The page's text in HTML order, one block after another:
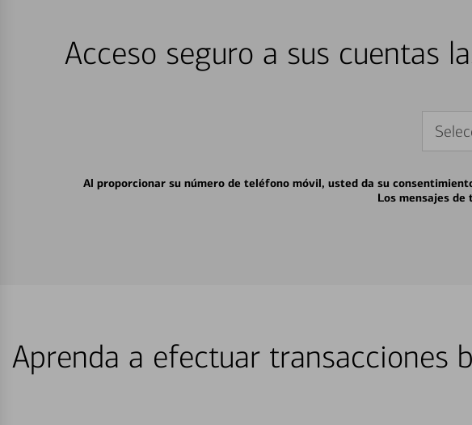
Acceso seguro a sus cuentas
Al proporcionar su número de teléfono móvil, usted da su
Los mensajes
Aprenda a efectuar transacciones